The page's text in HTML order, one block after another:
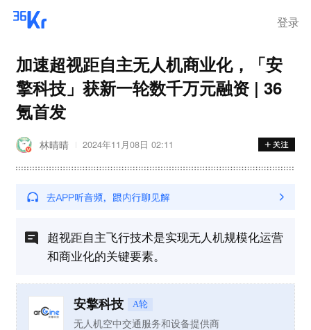
登录
加速超视距自主无人机商业化，「安
擎科技」获新一轮数千万元融资 | 36
氪首发
林晴晴 2024年11月08日 02:11
超视距自主飞行技术是实现无人机规模化运营
和商业化的关键要素。
安擎科技 A轮
无人机空中交通服务和设备提供商